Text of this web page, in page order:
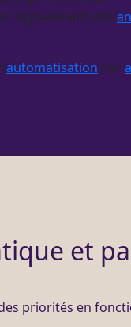
signalement des
automatisation par
et
priorités en